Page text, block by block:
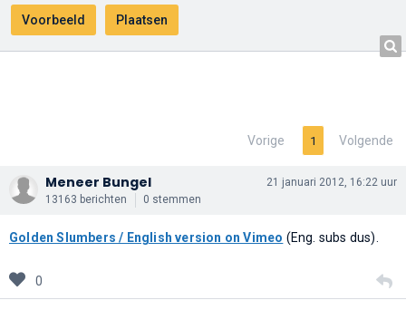
Vorige 1 Volgende
Meneer Bungel
13163 berichten 0 stemmen
21 januari 2012, 16:22 uur
Golden Slumbers / English version on Vimeo (Eng. subs dus).
0